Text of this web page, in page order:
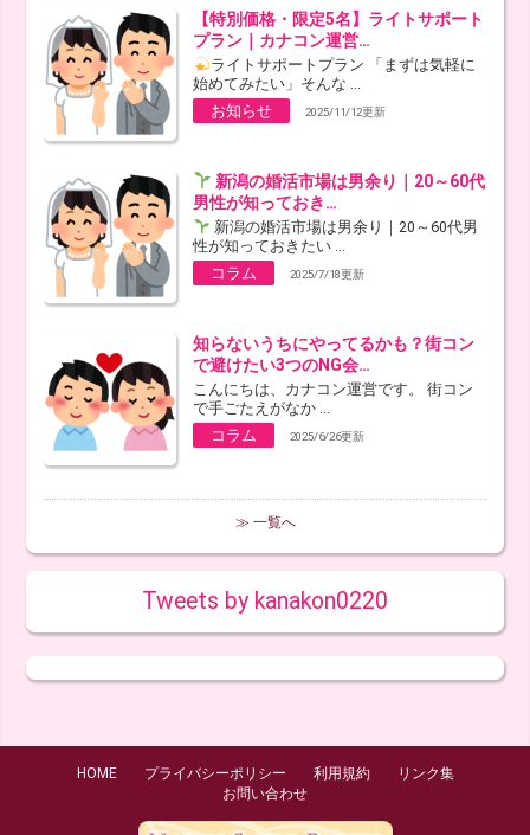
【特別価格・限定5名】ライトサポート
プラン｜カナコン運営…
ライトサポートプラン 「まずは気軽に
始めてみたい」そんな ...
お知らせ
2025/11/12更新
新潟の婚活市場は男余り｜20～60代
男性が知っておき…
新潟の婚活市場は男余り｜20～60代男
性が知っておきたい ...
コラム
2025/7/18更新
知らないうちにやってるかも？街コン
で避けたい3つのNG会…
こんにちは、カナコン運営です。 街コン
で手ごたえがなか ...
コラム
2025/6/26更新
≫ 一覧へ
Tweets by kanakon0220
HOME プライバシーポリシー 利用規約
リンク集
お問い合わせ